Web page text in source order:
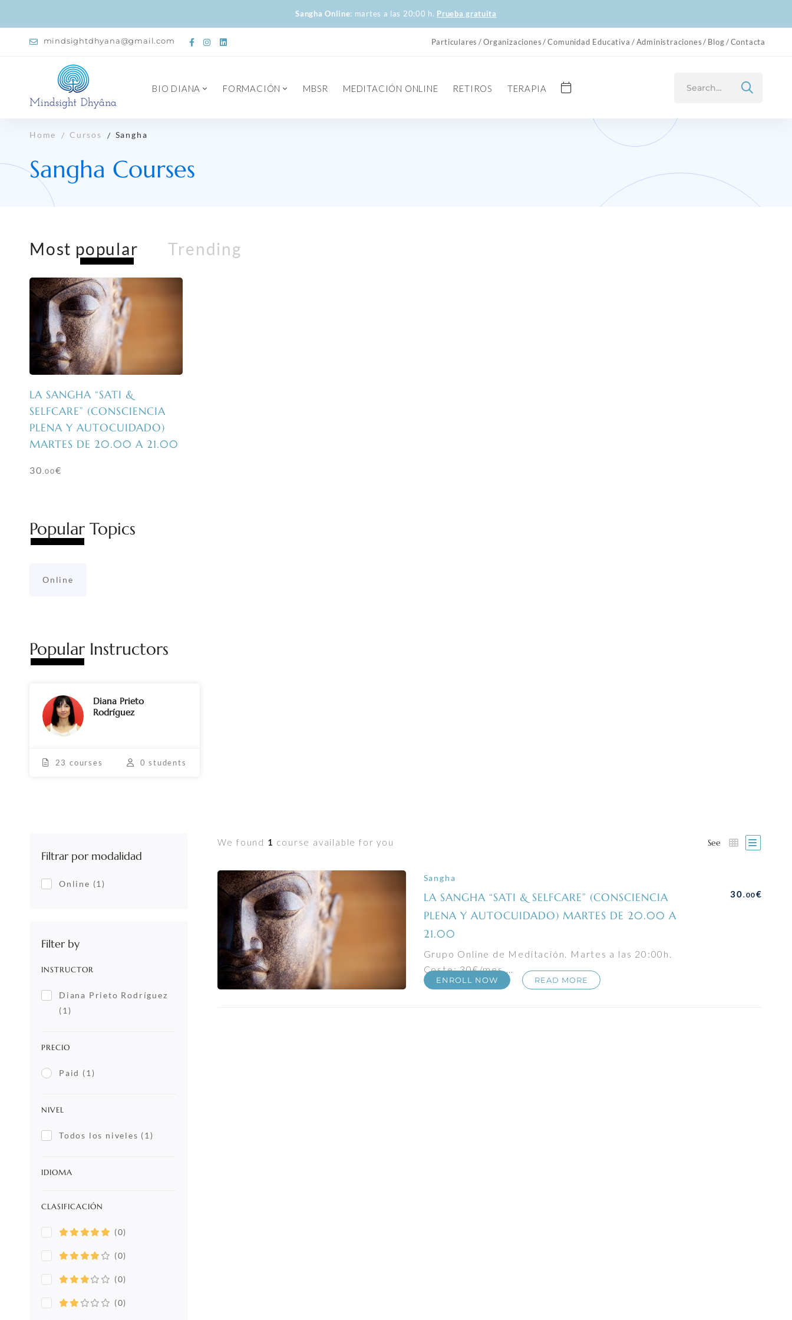
Sangha Online: martes a las 20:00 h. Prueba gratuita
mindsightdhyana@gmail.com Particulares Organizaciones Comunidad Educativa Administraciones Blog Contacta
BIO DIANA FORMACIÓN MBSR MEDITACIÓN ONLINE RETIROS TERAPIA
Home Cursos Sangha
Sangha Courses
Most popular Trending
LA SANGHA “SATI &
SELFCARE” (CONSCIENCIA
PLENA Y AUTOCUIDADO)
MARTES DE 20.00 A 21.00
30 .00€
Popular Topics
Online
Popular Instructors
Diana Prieto
Rodríguez
23 courses 0 students
Filtrar por modalidad
Online (1)
Filter by
INSTRUCTOR
Diana Prieto Rodríguez
(1)
PRECIO
Paid (1)
NIVEL
Todos los niveles (1)
IDIOMA
CLASIFICACIÓN
(0)
(0)
(0)
(0)
We found 1 course available for you See
Sangha
LA SANGHA “SATI & SELFCARE” (CONSCIENCIA
PLENA Y AUTOCUIDADO) MARTES DE 20.00 A
21.00
Grupo Online de Meditación. Martes a las 20:00h.
Coste: 30€/mes …
30 .00€
ENROLL NOW READ MORE